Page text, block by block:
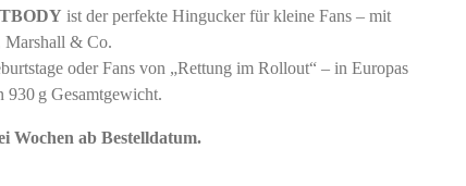
ist der perfekte Hingucker für kleine Fans – mit
Marshall & Co.
oder Fans von „Rettung im Rollout“ – in Europas
930 g Gesamtgewicht.
Wochen ab Bestelldatum.